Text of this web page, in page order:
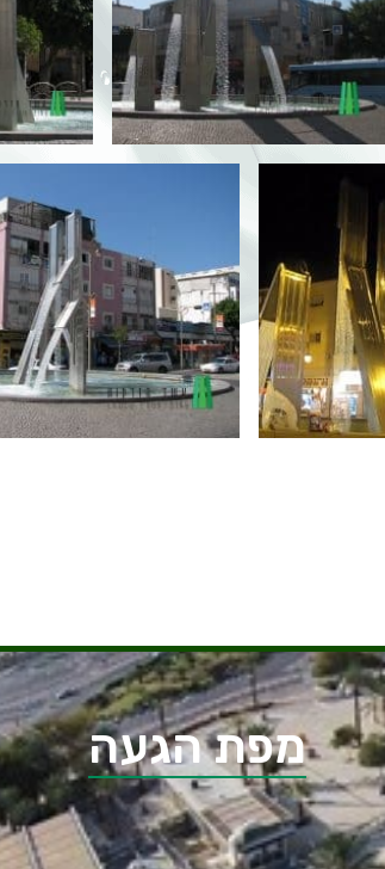
מפת הגעה